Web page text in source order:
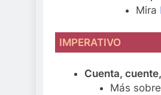
Mira
IMPERATIVO
Cuenta,
Más sobre